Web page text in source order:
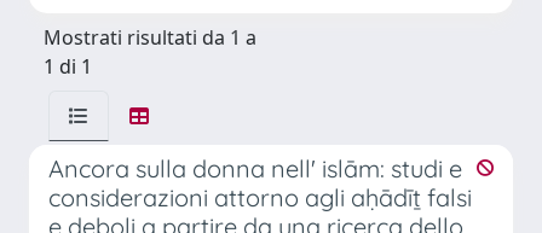
Mostrati risultati da 1 a
1 di 1
Ancora sulla donna nell' islām: studi e
considerazioni attorno agli aḥādīṯ falsi
e deboli a partire da una ricerca dello